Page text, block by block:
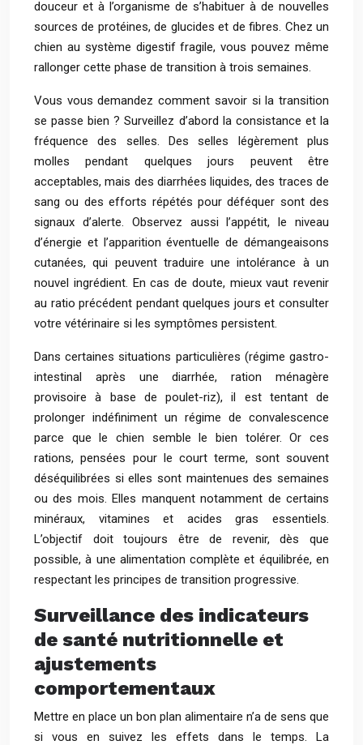
douceur et à l’organisme de s’habituer à de nouvelles
sources de protéines, de glucides et de fibres. Chez un
chien au système digestif fragile, vous pouvez même
rallonger cette phase de transition à trois semaines.
Vous vous demandez comment savoir si la transition
se passe bien ? Surveillez d’abord la consistance et la
fréquence des selles. Des selles légèrement plus
molles pendant quelques jours peuvent être
acceptables, mais des diarrhées liquides, des traces de
sang ou des efforts répétés pour déféquer sont des
signaux d’alerte. Observez aussi l’appétit, le niveau
d’énergie et l’apparition éventuelle de démangeaisons
cutanées, qui peuvent traduire une intolérance à un
nouvel ingrédient. En cas de doute, mieux vaut revenir
au ratio précédent pendant quelques jours et consulter
votre vétérinaire si les symptômes persistent.
Dans certaines situations particulières (régime gastro-
intestinal après une diarrhée, ration ménagère
provisoire à base de poulet-riz), il est tentant de
prolonger indéfiniment un régime de convalescence
parce que le chien semble le bien tolérer. Or ces
rations, pensées pour le court terme, sont souvent
déséquilibrées si elles sont maintenues des semaines
ou des mois. Elles manquent notamment de certains
minéraux, vitamines et acides gras essentiels.
L’objectif doit toujours être de revenir, dès que
possible, à une alimentation complète et équilibrée, en
respectant les principes de transition progressive.
Surveillance des indicateurs
de santé nutritionnelle et
ajustements
comportementaux
Mettre en place un bon plan alimentaire n’a de sens que
si vous en suivez les effets dans le temps. La